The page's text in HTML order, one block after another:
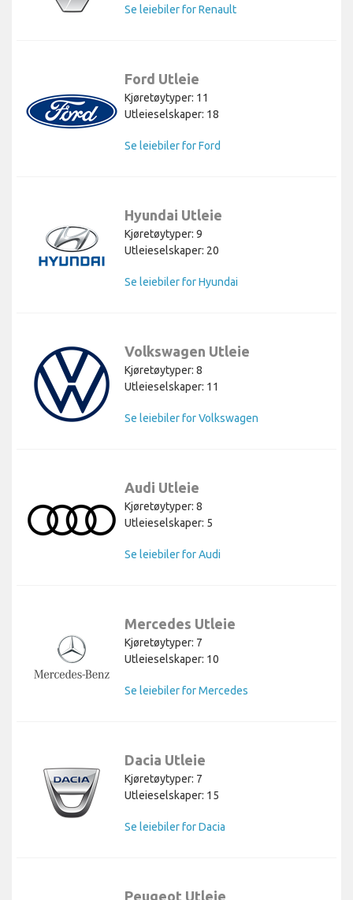
Se leiebiler for Renault
Ford Utleie
Kjøretøytyper: 11
Utleieselskaper: 18
Se leiebiler for Ford
Hyundai Utleie
Kjøretøytyper: 9
Utleieselskaper: 20
Se leiebiler for Hyundai
Volkswagen Utleie
Kjøretøytyper: 8
Utleieselskaper: 11
Se leiebiler for Volkswagen
Audi Utleie
Kjøretøytyper: 8
Utleieselskaper: 5
Se leiebiler for Audi
Mercedes Utleie
Kjøretøytyper: 7
Utleieselskaper: 10
Se leiebiler for Mercedes
Dacia Utleie
Kjøretøytyper: 7
Utleieselskaper: 15
Se leiebiler for Dacia
Peugeot Utleie